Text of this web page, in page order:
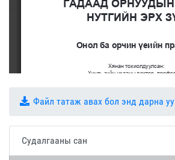
Файл татаж авах бол энд дарна уу
Судалгааны сан